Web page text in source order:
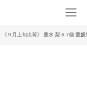
《９月上旬出荷》 豊水 梨 6-7個 愛